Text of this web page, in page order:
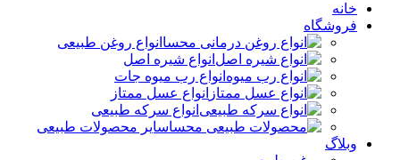
خانه
فروشگاه
انواع روغن طبیعی
انواع شیره اصل
انواع رب میوه جات
انواع عسل ممتاز
انواع سرکه طبیعی
سایر محصولات طبیعی
وبلاگ